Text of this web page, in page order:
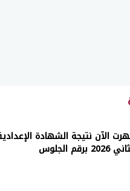
الآن نتيجة الشهادة
برقم الجلوس